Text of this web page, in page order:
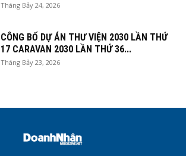
Tháng Bảy 24, 2026
CÔNG BỐ DỰ ÁN THƯ VIỆN 2030 LẦN THỨ
17 CARAVAN 2030 LẦN THỨ 36...
Tháng Bảy 23, 2026